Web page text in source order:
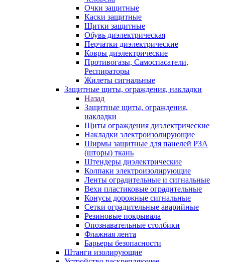
Очки защитные
Каски защитные
Щитки защитные
Обувь диэлектрическая
Перчатки диэлектрические
Ковры диэлектрические
Противогазы, Самоспасатели,
Респираторы
Жилеты сигнальные
Защитные щиты, ограждения, накладки
Назад
Защитные щиты, ограждения,
накладки
Щиты ограждения диэлектрические
Накладки электроизолирующие
Ширмы защитные для панелей РЗА
(шторы) ткань
Штендеры диэлектрические
Колпаки электроизолирующие
Ленты оградительные и сигнальные
Вехи пластиковые оградительные
Конусы дорожные сигнальные
Сетки оградительные аварийные
Резиновые покрывала
Опознавательные столбики
Флажная лента
Барьеры безопасности
Штанги изолирующие